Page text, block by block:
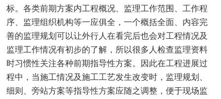
标。各类前期方案内工程概况、监理工作范围、工作程
序、监理组织机构等一应俱全，一个概括全面、内容完
善的监理规划可以让外行人在看完后也会对工程情况及
监理工作情况有初步的了解，所以很多人检查监理资料
时习惯性关注各种前期指导性方案。因此在工程进展过
程中，当施工情况及施工工艺发生改变时，监理规划、
细则、旁站方案等指导性方案应随之调整，便于现场监